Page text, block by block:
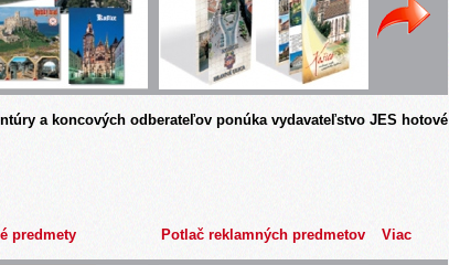
a koncových odberateľov ponúka vydavateľstvo JES hotové
predmety Potlač reklamných predmetov Viac